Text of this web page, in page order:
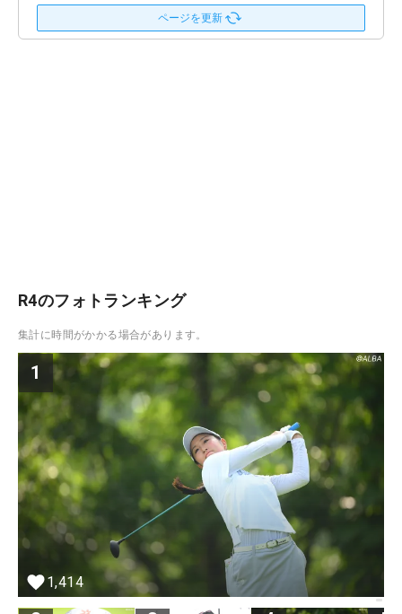
ページを更新
R4のフォトランキング
集計に時間がかかる場合があります。
1
1,414